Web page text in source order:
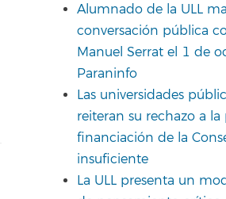
Alumnado de la ULL
conversación pública
Manuel Serrat el 1 de
Paraninfo
Las universidades
reiteran su rechazo a
financiación de la
insuficiente
La ULL presenta un